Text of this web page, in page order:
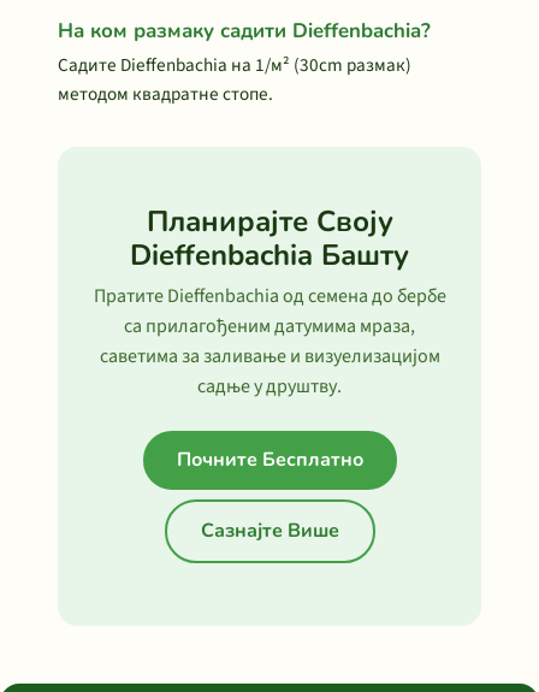
На ком размаку садити Dieffenbachia?
Садите Dieffenbachia на 1/м² (30cm размак)
методом квадратне стопе.
Планирајте Своју
Dieffenbachia Башту
Пратите Dieffenbachia од семена до бербе
са прилагођеним датумима мраза,
саветима за заливање и визуелизацијом
садње у друштву.
Почните Бесплатно
Сазнајте Више